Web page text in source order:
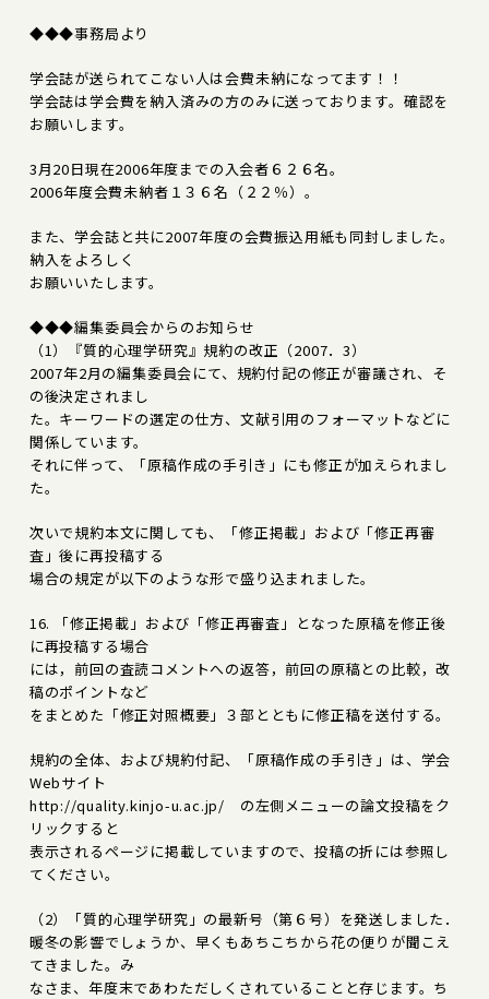
◆◆◆事務局より
学会誌が送られてこない人は会費未納になってます！！
学会誌は学会費を納入済みの方のみに送っております。確認を
お願いします。
3月20日現在2006年度までの入会者６２６名。
2006年度会費未納者１３６名（２２％）。
また、学会誌と共に2007年度の会費振込用紙も同封しました。
納入をよろしく
お願いいたします。
◆◆◆編集委員会からのお知らせ
（1）『質的心理学研究』規約の改正（2007．3）
2007年2月の編集委員会にて、規約付記の修正が審議され、そ
の後決定されまし
た。キーワードの選定の仕方、文献引用のフォーマットなどに
関係しています。
それに伴って、「原稿作成の手引き」にも修正が加えられまし
た。
次いで規約本文に関しても、「修正掲載」および「修正再審
査」後に再投稿する
場合の規定が以下のような形で盛り込まれました。
16. 「修正掲載」および「修正再審査」となった原稿を修正後
に再投稿する場合
には，前回の査読コメントへの返答，前回の原稿との比較，改
稿のポイントなど
をまとめた「修正対照概要」３部とともに修正稿を送付する。
規約の全体、および規約付記、「原稿作成の手引き」は、学会
Webサイト
http://quality.kinjo-u.ac.jp/ の左側メニューの論文投稿をク
リックすると
表示されるページに掲載していますので、投稿の折には参照し
てください。
（2）「質的心理学研究」の最新号（第６号）を発送しました．
暖冬の影響でしょうか、早くもあちこちから花の便りが聞こえ
てきました。み
なさま、年度末であわただしくされていることと存じます。ち